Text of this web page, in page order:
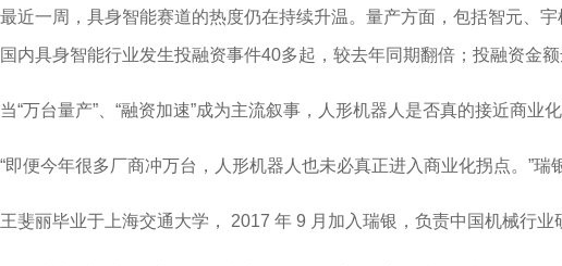
最近一周，具身智能赛道的热度仍在持续升温。量产方面，包括智元、
国内具身智能行业发生投融资事件40多起，较去年同期翻倍；投融资金
当“万台量产”、“融资加速”成为主流叙事，人形机器人是否真的接近商业
“即便今年很多厂商冲万台，人形机器人也未必真正进入商业化拐点。”
王斐丽毕业于上海交通大学， 2017 年 9 月加入瑞银，负责中国机械行